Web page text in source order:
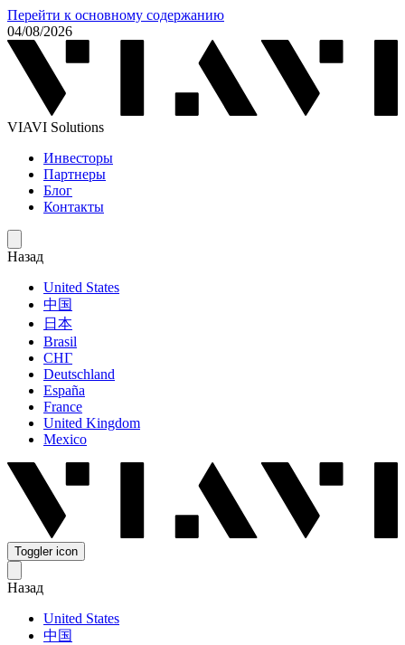
Перейти к основному содержанию
04/08/2026
VIAVI Solutions
Инвесторы
Партнеры
Блог
Контакты
Назад
United States
中国
日本
Brasil
СНГ
Deutschland
España
France
United Kingdom
Mexico
Toggler icon
Назад
United States
中国